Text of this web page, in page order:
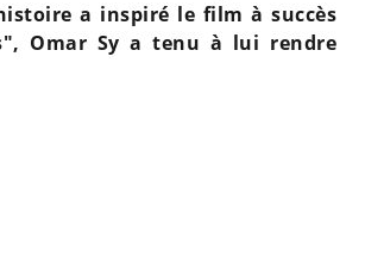
a inspiré le film à succès
Omar Sy a tenu à lui rendre